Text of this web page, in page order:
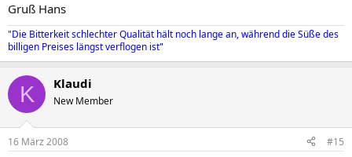
Gruß Hans
"Die Bitterkeit schlechter Qualität hält noch lange an, während die Süße des
billigen Preises längst verflogen ist"
K Klaudi
New Member
16 März 2008 #15